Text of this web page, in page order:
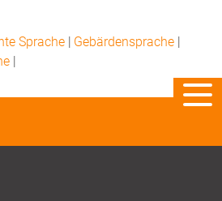
Sprache | Gebärdensprache |
|